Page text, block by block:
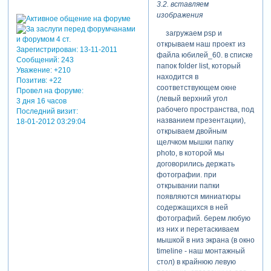
а музыку зачем? отвечаю:
для увеличения потока
dvd. между прочим, это
дополнительные 0.2 мбит/с
и они тоже свою нехорошую
роль могут сыграть. мы
будем вставлять в
презентацию слайды и
переходы между ними.
каждый слайд будет просто
отдельной фотографией
без примененых к ней
воздействий. переход мы
укажем случайный,
предоставив psp после
каждого слайда ставить
новый переход (хорошо,
что он так умеет). это
избавит нас от тупого (для
поставленной цели) и
монотонного занятия
вручную вставлять
переходы. зачем разные
переходы? есть
Зарегистрирован: 13-11-2011
Сообщений:243
Уважение: +210
Позитив: +22
Провел на форуме:
3 дня 16 часов
Последний визит:
18-01-2012 03:29:04
3.2. вставляем
изображения
загружаем psp и
открываем наш проект из
файла юбилей_60. в списке
папок folder list, который
находится в
соответствующем окне
(левый верхний угол
рабочего пространства, под
названием презентации),
открываем двойным
щелчком мышки папку
photo, в которой мы
договорились держать
фотографии. при
открывании папки
появляются миниатюры
содержащихся в ней
фотографий. берем любую
из них и перетаскиваем
мышкой в низ экрана (в окно
timeline - наш монтажный
стол) в крайнюю левую